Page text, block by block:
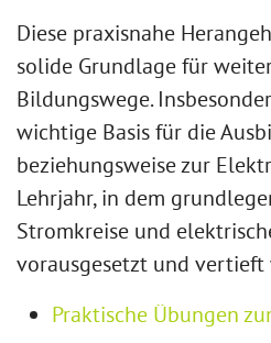
Diese praxisnahe
solide Grundlage für
Bildungswege.
wichtige Basis für die
beziehungsweise zur
Lehrjahr, in dem
Stromkreise und
vorausgesetzt und vertieft
Praktische Übungen